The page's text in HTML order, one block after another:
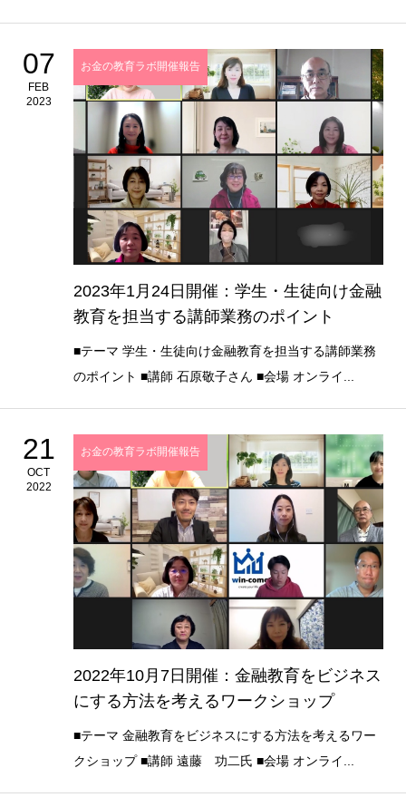
07
FEB
2023
お金の教育ラボ開催報告
2023年1月24日開催：学生・生徒向け金融
教育を担当する講師業務のポイント
■テーマ 学生・生徒向け金融教育を担当する講師業務
のポイント ■講師 石原敬子さん ■会場 オンライ...
21
OCT
2022
お金の教育ラボ開催報告
2022年10月7日開催：金融教育をビジネス
にする方法を考えるワークショップ
■テーマ 金融教育をビジネスにする方法を考えるワー
クショップ ■講師 遠藤 功二氏 ■会場 オンライ...